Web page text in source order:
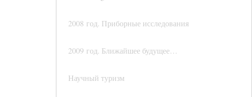
2008 год. Приборные исследования
2009 год. Ближайшее будущее…
Научный туризм